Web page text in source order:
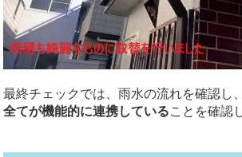
最終チェックでは、雨水の流れを確認し、
全てが機能的に連携していることを確認